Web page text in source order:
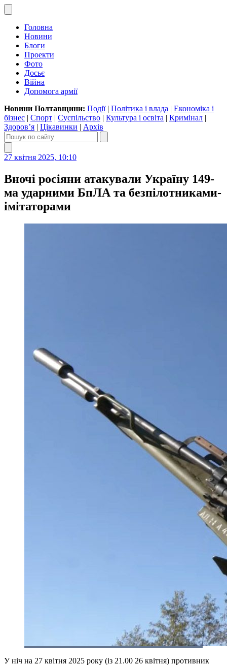
Головна
Новини
Блоги
Проекти
Фото
Досьє
Війна
Допомога армії
Новини Полтавщини: Події| Політика і влада | Економіка і
бізнес | Спорт | Суспільство | Культура і освіта | Кримінал |
Здоров’я | Цікавинки | Архів
27 квітня 2025, 10:10
Вночі росіяни атакували Україну 149-
ма ударними БпЛА та безпілотниками-
імітаторами
У ніч на 27 квітня 2025 року (із 21.00 26 квітня) противник